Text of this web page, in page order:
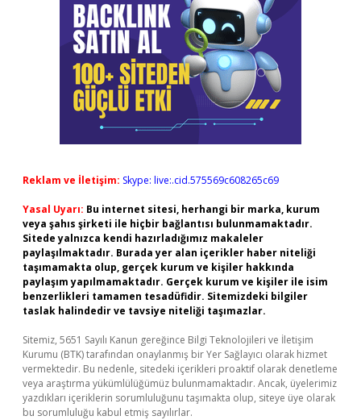
Reklam ve İletişim: Skype: live:.cid.575569c608265c69
Yasal Uyarı: Bu internet sitesi, herhangi bir marka, kurum
veya şahıs şirketi ile hiçbir bağlantısı bulunmamaktadır.
Sitede yalnızca kendi hazırladığımız makaleler
paylaşılmaktadır. Burada yer alan içerikler haber niteliği
taşımamakta olup, gerçek kurum ve kişiler hakkında
paylaşım yapılmamaktadır. Gerçek kurum ve kişiler ile isim
benzerlikleri tamamen tesadüfidir. Sitemizdeki bilgiler
taslak halindedir ve tavsiye niteliği taşımazlar.
Sitemiz, 5651 Sayılı Kanun gereğince Bilgi Teknolojileri ve İletişim
Kurumu (BTK) tarafından onaylanmış bir Yer Sağlayıcı olarak hizmet
vermektedir. Bu nedenle, sitedeki içerikleri proaktif olarak denetleme
veya araştırma yükümlülüğümüz bulunmamaktadır. Ancak, üyelerimiz
yazdıkları içeriklerin sorumluluğunu taşımakta olup, siteye üye olarak
bu sorumluluğu kabul etmiş sayılırlar.